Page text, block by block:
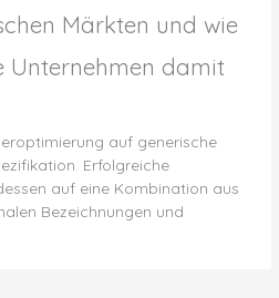
Märkten und wie
Unternehmen damit
auf generische
Erfolgreiche
auf eine Kombination aus
Bezeichnungen und